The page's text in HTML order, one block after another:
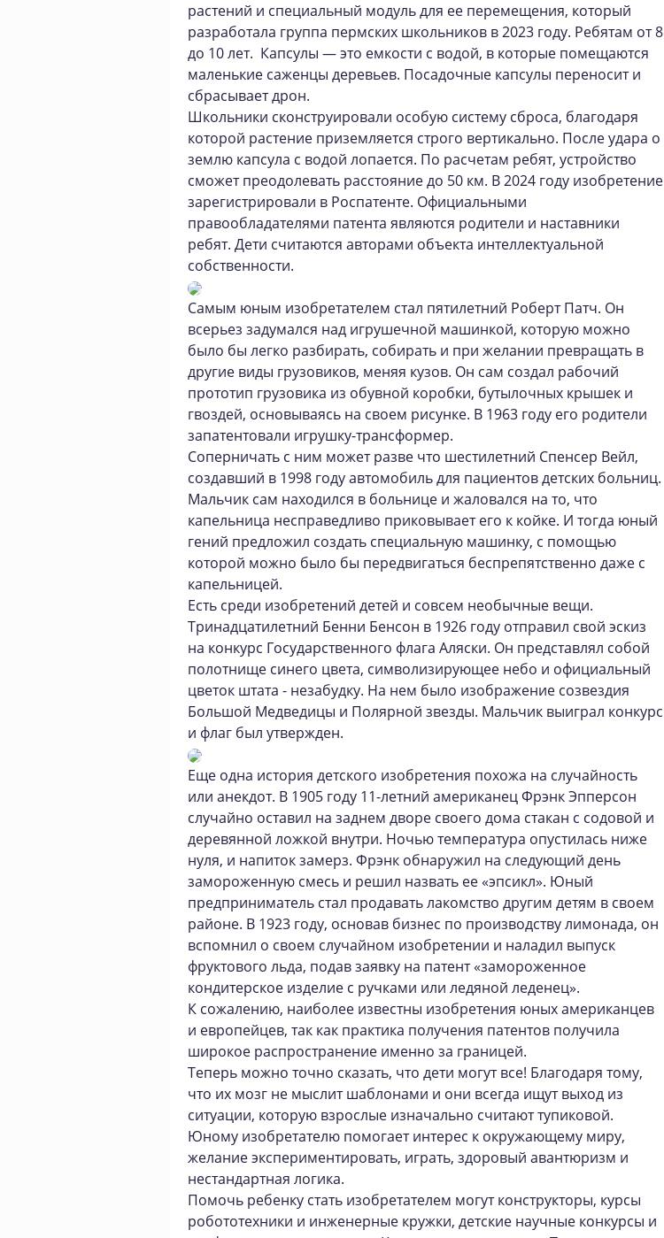
растений и специальный модуль для ее перемещения, который
разработала группа пермских школьников в 2023 году. Ребятам от 8
до 10 лет. Капсулы — это емкости с водой, в которые помещаются
маленькие саженцы деревьев. Посадочные капсулы переносит и
сбрасывает дрон.
Школьники сконструировали особую систему сброса, благодаря
которой растение приземляется строго вертикально. После удара о
землю капсула с водой лопается. По расчетам ребят, устройство
сможет преодолевать расстояние до 50 км. В 2024 году изобретение
зарегистрировали в Роспатенте. Официальными
правообладателями патента являются родители и наставники
ребят. Дети считаются авторами объекта интеллектуальной
собственности.
Самым юным изобретателем стал пятилетний Роберт Патч. Он
всерьез задумался над игрушечной машинкой, которую можно
было бы легко разбирать, собирать и при желании превращать в
другие виды грузовиков, меняя кузов. Он сам создал рабочий
прототип грузовика из обувной коробки, бутылочных крышек и
гвоздей, основываясь на своем рисунке. В 1963 году его родители
запатентовали игрушку-трансформер.
Соперничать с ним может разве что шестилетний Спенсер Вейл,
создавший в 1998 году автомобиль для пациентов детских больниц.
Мальчик сам находился в больнице и жаловался на то, что
капельница несправедливо приковывает его к койке. И тогда юный
гений предложил создать специальную машинку, с помощью
которой можно было бы передвигаться беспрепятственно даже с
капельницей.
Есть среди изобретений детей и совсем необычные вещи.
Тринадцатилетний Бенни Бенсон в 1926 году отправил свой эскиз
на конкурс Государственного флага Аляски. Он представлял собой
полотнище синего цвета, символизирующее небо и официальный
цветок штата - незабудку. На нем было изображение созвездия
Большой Медведицы и Полярной звезды. Мальчик выиграл конкурс
и флаг был утвержден.
Еще одна история детского изобретения похожа на случайность
или анекдот. В 1905 году 11-летний американец Фрэнк Эпперсон
случайно оставил на заднем дворе своего дома стакан с содовой и
деревянной ложкой внутри. Ночью температура опустилась ниже
нуля, и напиток замерз. Фрэнк обнаружил на следующий день
замороженную смесь и решил назвать ее «эпсикл». Юный
предприниматель стал продавать лакомство другим детям в своем
районе. В 1923 году, основав бизнес по производству лимонада, он
вспомнил о своем случайном изобретении и наладил выпуск
фруктового льда, подав заявку на патент «замороженное
кондитерское изделие с ручками или ледяной леденец».
К сожалению, наиболее известны изобретения юных американцев
и европейцев, так как практика получения патентов получила
широкое распространение именно за границей.
Теперь можно точно сказать, что дети могут все! Благодаря тому,
что их мозг не мыслит шаблонами и они всегда ищут выход из
ситуации, которую взрослые изначально считают тупиковой.
Юному изобретателю помогает интерес к окружающему миру,
желание экспериментировать, играть, здоровый авантюризм и
нестандартная логика.
Помочь ребенку стать изобретателем могут конструкторы, курсы
робототехники и инженерные кружки, детские научные конкурсы и